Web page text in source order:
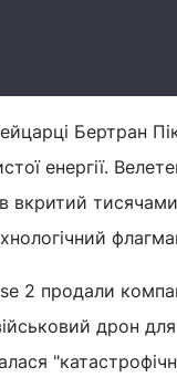
Бертран
енергії.
вкритий
2 продали
дрон